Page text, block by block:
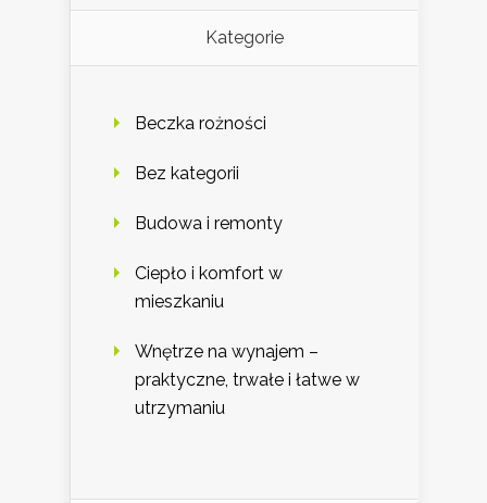
Kategorie
Beczka rożności
Bez kategorii
Budowa i remonty
Ciepło i komfort w
mieszkaniu
Wnętrze na wynajem –
praktyczne, trwałe i łatwe w
utrzymaniu